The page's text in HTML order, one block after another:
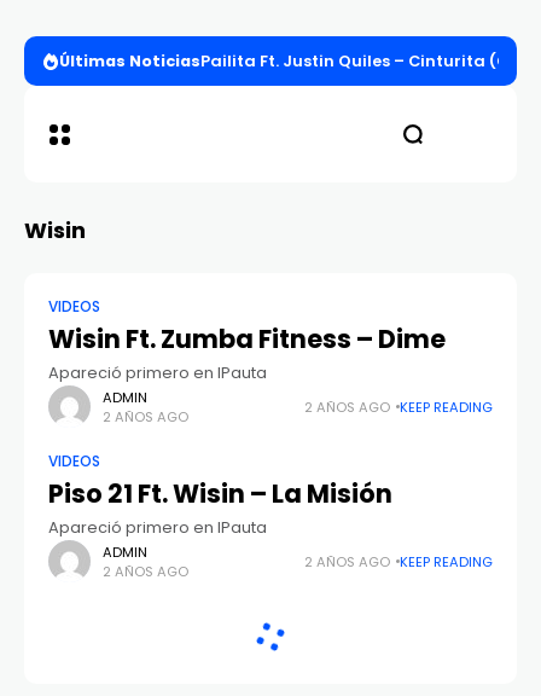
Últimas NoticiasPailita Ft. Justin Quiles – Cinturita
Wisin
VIDEOS
Wisin Ft. Zumba Fitness – Dime
Apareció primero en IPauta
ADMIN
2 AÑOS AGO
2 AÑOS AGO KEEP READING
VIDEOS
Piso 21 Ft. Wisin – La Misión
Apareció primero en IPauta
ADMIN
2 AÑOS AGO
2 AÑOS AGO KEEP READING